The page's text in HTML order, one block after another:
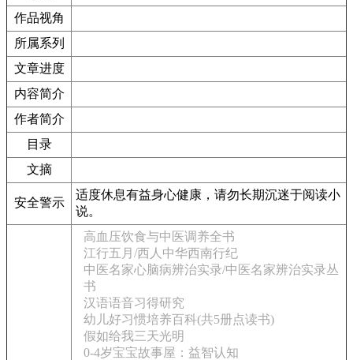
作品视角
所属系列
文章进度
内容简介
作者简介
目录
文摘
安全警示
适度休息有益身心健康，请勿长期沉迷于阅读小
说。
高血压饮食与中医调养全书
江行五月/西人中华西南行纪
中医名家心脑病辨治实录/中医名家辨治实录丛
书
汉语语音习得研究
幼儿好习惯培养百科(共5册点读书)
假如给我三天光明
0-4岁宝宝故事屋：益智认知